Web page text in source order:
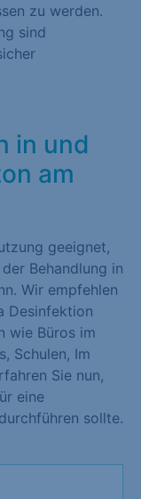
zu werden.
sind
in und
am
geeignet,
Behandlung in
Wir empfehlen
Desinfektion
wie Büros im
Schulen, Im
Sie nun,
eine
sollte.